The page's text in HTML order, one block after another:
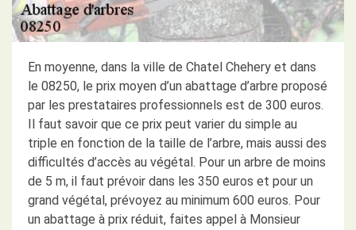
En moyenne, dans la ville de Chatel Chehery et dans
le 08250, le prix moyen d’un abattage d’arbre proposé
par les prestataires professionnels est de 300 euros.
Il faut savoir que ce prix peut varier du simple au
triple en fonction de la taille de l’arbre, mais aussi des
difficultés d’accès au végétal. Pour un arbre de moins
de 5 m, il faut prévoir dans les 350 euros et pour un
grand végétal, prévoyez au minimum 600 euros. Pour
un abattage à prix réduit, faites appel à Monsieur